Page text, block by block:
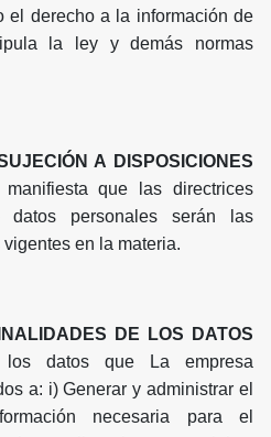
el derecho a la información de
la ley y demás normas
A DISPOSICIONES
manifiesta que las directrices
datos personales serán las
en la materia.
DE LOS DATOS
los datos que La empresa
a: i) Generar y administrar el
necesaria para el